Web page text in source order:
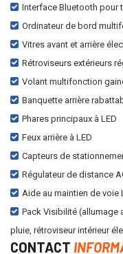
Interface Bluetooth pour
Ordinateur de bord
Vitres avant et arrière
Rétroviseurs extérieurs
Volant multifonction
Banquette arrière
Phares principaux à LED
Feux arrière à LED
Capteurs de
Régulateur de distance
Aide au maintien de voie
Pack Visibilité (allumage
pluie, rétroviseur intérieur
CONTACT